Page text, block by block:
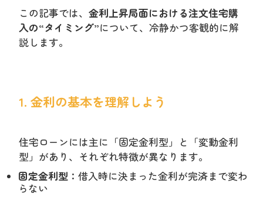
この記事では、金利上昇局面における注文住宅購
入の“タイミング”について、冷静かつ客観的に解
説します。
1. 金利の基本を理解しよう
住宅ローンには主に「固定金利型」と「変動金利
型」があり、それぞれ特徴が異なります。
固定金利型：借入時に決まった金利が完済まで変わ
らない